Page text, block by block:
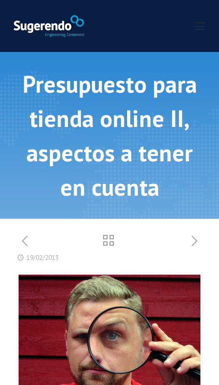
Presupuesto para
tienda online II,
aspectos a tener
en cuenta
19/02/2013